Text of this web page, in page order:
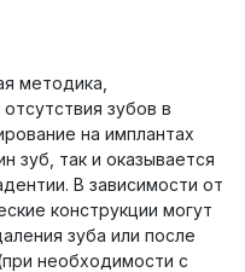
методика,
зубов в
на имплантах
зуб, так и оказывается
В зависимости от
конструкции могут
зуба или после
необходимости с